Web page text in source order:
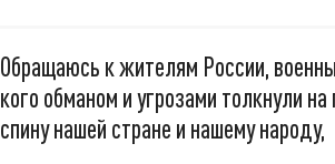
Обращаюсь к жителям России,
кого обманом и угрозами толкнули
спину нашей стране и нашему народу,